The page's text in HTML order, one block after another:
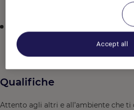
Lo stage è sempre affiancato da
ruolo al fine di essere guidato nella
operativa.
Qualifiche
Attento agli altri e all’ambiente che ti
Accept all